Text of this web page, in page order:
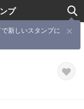
プ
で新しいスタンプに